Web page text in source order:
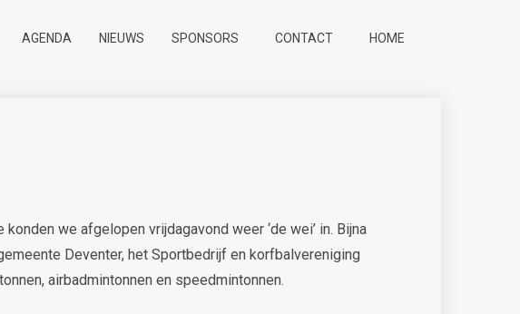
AGENDA NIEUWS SPONSORS CONTACT HOME
we afgelopen vrijdagavond weer ‘de wei’ in. Bijna
Deventer, het Sportbedrijf en korfbalvereniging
airbadmintonnen en speedmintonnen.